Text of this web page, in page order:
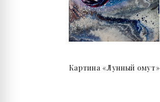
Картина «Лунный омут»